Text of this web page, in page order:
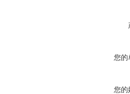
您的
您的